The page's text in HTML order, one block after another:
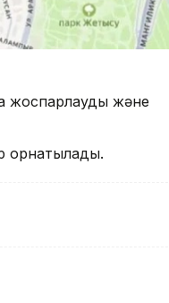
жоспарлауды және
орнатылады.